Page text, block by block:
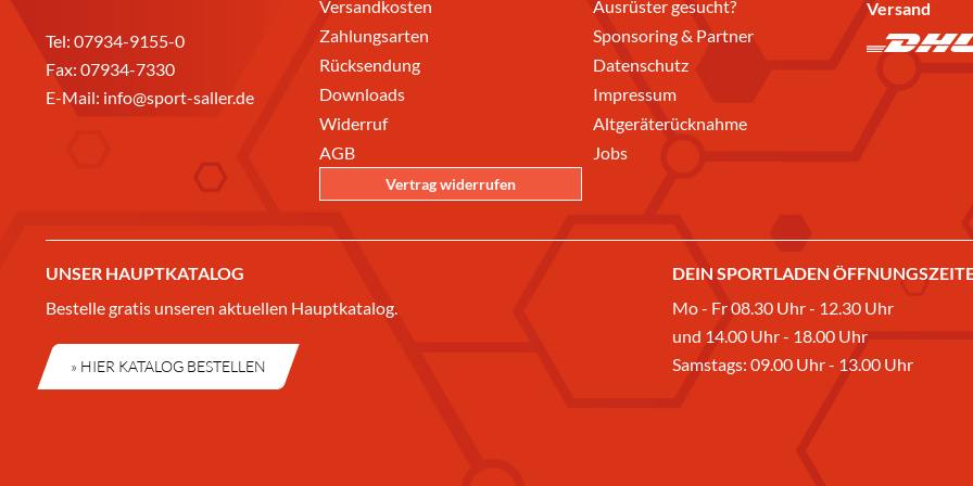
Tel: 07934-9155-0
Fax: 07934-7330
E-Mail: info@sport-saller.de
Versandkosten
Zahlungsarten
Rücksendung
Downloads
Widerruf
AGB
Vertrag widerrufen
Ausrüster gesucht?
Sponsoring & Partner
Datenschutz
Impressum
Altgeräterücknahme
Jobs
Versand
UNSER HAUPTKATALOG
Bestelle gratis unseren aktuellen Hauptkatalog.
» HIER KATALOG BESTELLEN
DEIN SPORTLADEN
Mo - Fr 08.30 Uhr - 12.30 Uhr
und 14.00 Uhr - 18.00 Uhr
Samstags: 09.00 Uhr - 13.00 Uhr